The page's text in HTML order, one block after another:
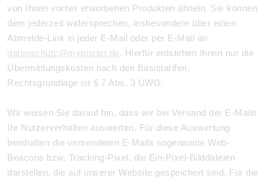
von Ihnen vorher erworbenen Produkten ähneln. Sie können
dem jederzeit widersprechen, insbesondere über einen
Abmelde-Link in jeder E-Mail oder per E-Mail an
datenschutz@myposter.de. Hierfür entstehen Ihnen nur die
Übermittlungskosten nach den Basistarifen.
Rechtsgrundlage ist § 7 Abs. 3 UWG.
Wir weisen Sie darauf hin, dass wir bei Versand der E-Mails
Ihr Nutzerverhalten auswerten. Für diese Auswertung
beinhalten die versendeten E-Mails sogenannte Web-
Beacons bzw. Tracking-Pixel, die Ein-Pixel-Bilddateien
darstellen, die auf unserer Website gespeichert sind. Für die